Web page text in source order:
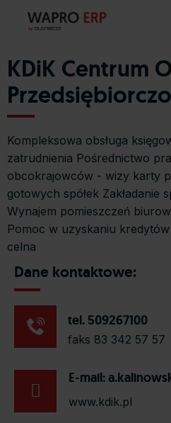
KDiK Centrum
Kompleksowa obsługa
zatrudnienia Pośrednictwo
obcokrajowców - wizy karty
gotowych spółek Zakładanie
Wynajem pomieszczeń
Pomoc w uzyskaniu kredytów
celna
Dane kontaktowe:
tel. 509267100
faks 83 342 57 57
E-mail:
www.kdik.pl